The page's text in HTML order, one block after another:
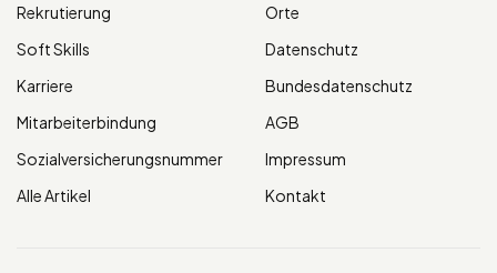
Rekrutierung
Soft Skills
Karriere
Mitarbeiterbindung
Sozialversicherungsnummer
Alle Artikel
Orte
Datenschutz
Bundesdatenschutz
AGB
Impressum
Kontakt